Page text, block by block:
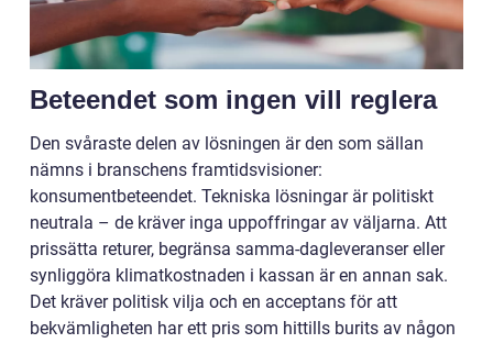
Beteendet som ingen vill reglera
Den svåraste delen av lösningen är den som sällan
nämns i branschens framtidsvisioner:
konsumentbeteendet. Tekniska lösningar är politiskt
neutrala – de kräver inga uppoffringar av väljarna. Att
prissätta returer, begränsa samma-dagleveranser eller
synliggöra klimatkostnaden i kassan är en annan sak.
Det kräver politisk vilja och en acceptans för att
bekvämligheten har ett pris som hittills burits av någon